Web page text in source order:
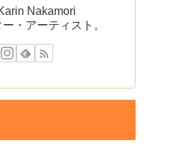
Nakamori
・アーティスト。